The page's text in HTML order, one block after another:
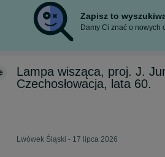
Zapisz to
Damy Ci znać o nowych
Lampa wisząca, proj. J.
Czechosłowacja, lata 60.
Lwówek Śląski - 17 lipca 2026